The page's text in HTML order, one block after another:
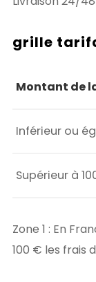
grille
Montant de
Inférieur ou
Supérieur à
Zone 1 : En
100 € les frais